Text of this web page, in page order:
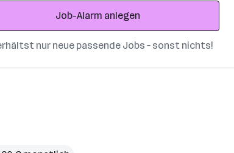
Job-Alarm anlegen
nur neue passende Jobs – sonst nichts!